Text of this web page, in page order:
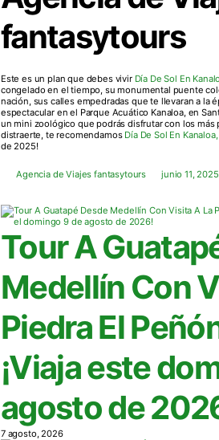
fantasytours
Este es un plan que debes vivir Día De Sol En
congelado en el tiempo, su monumental puente
nación, sus calles empedradas que te llevaran a la
espectacular en el Parque Acuático Kanaloa, en
un mini zoológico que podrás disfrutar con los más
distraerte, te recomendamos Día De Sol En
de 2025!
Agencia de Viajes fantasytours junio 11, 2025
Tour A
Medellín Con
Piedra El
¡Viaja este
agosto de
7 agosto, 2026